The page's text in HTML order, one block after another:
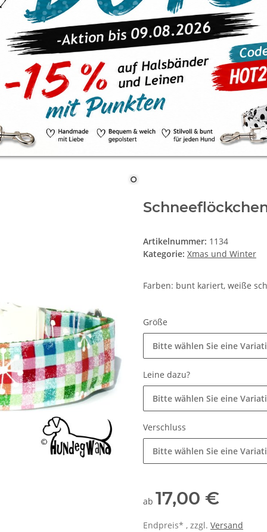
Artikelnummer: 1134
Kategorie: Xmas und Winter
Farben: bunt kariert, weiße
Größe
Bitte wählen Sie eine
Leine dazu?
Bitte wählen Sie eine
Verschluss
Bitte wählen Sie eine
ab 17,00 €
Endpreis* , zzgl. Versand